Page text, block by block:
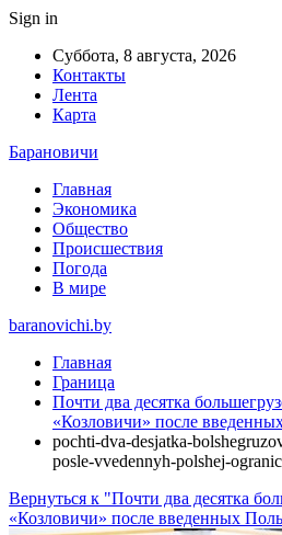
Sign in
Суббота, 8 августа, 2026
Контакты
Лента
Карта
Барановичи
Главная
Экономика
Общество
Происшествия
Погода
В мире
baranovichi.by
Главная
Граница
Почти два десятка
«Козловичи» после
pochti-dva-desjatka-
posle-vvedennyh-polshej-
Вернуться к "Почти два десятка
«Козловичи» после введенных